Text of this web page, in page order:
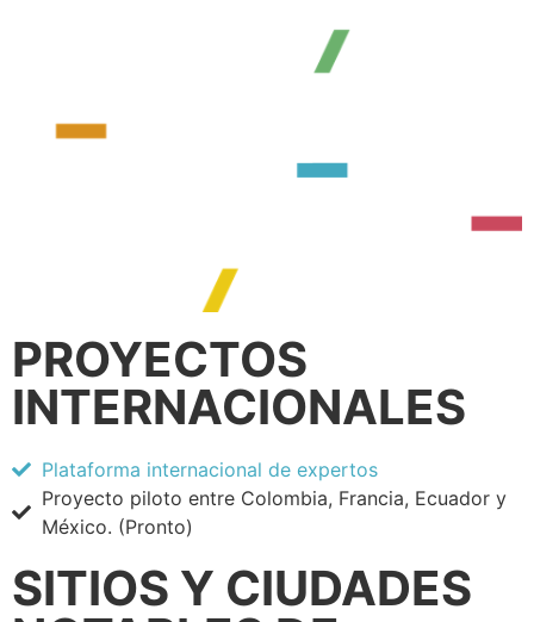
PROYECTOS
INTERNACIONALES
Plataforma internacional de expertos
Proyecto piloto entre Colombia, Francia, Ecuador y
México. (Pronto)
SITIOS Y CIUDADES